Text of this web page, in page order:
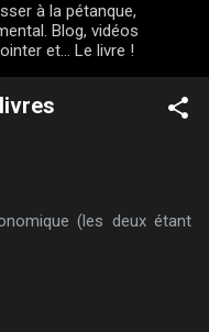
à la pétanque,
Blog, vidéos
et... Le livre !
(les deux étant